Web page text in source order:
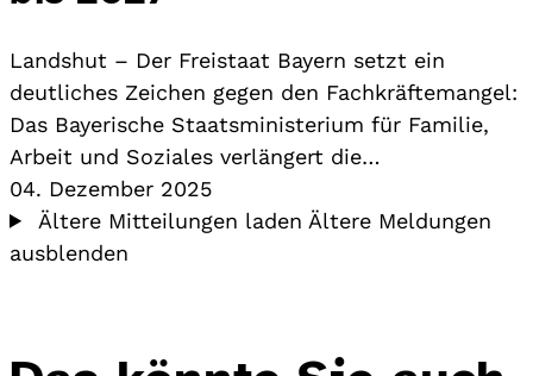
Landshut – Der Freistaat Bayern setzt ein
deutliches Zeichen gegen den Fachkräftemangel:
Das Bayerische Staatsministerium für Familie,
Arbeit und Soziales verlängert die…
04. Dezember 2025
Ältere Mitteilungen laden Ältere Meldungen
ausblenden